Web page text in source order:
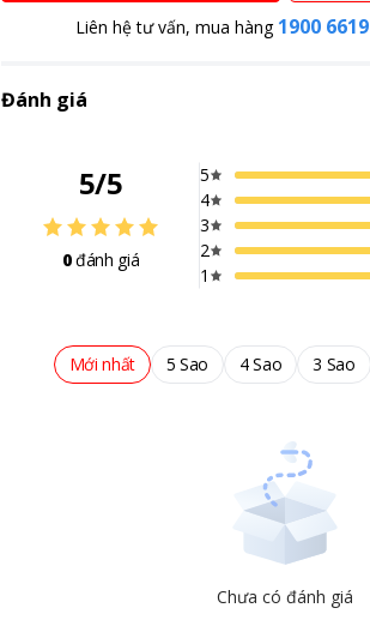
Liên hệ tư vấn, mua hàng 1900 6619
Đánh giá
5/5
0đánh giá
5
4
3
2
1
Mới nhất 5 Sao 4 Sao 3 Sao
Chưa có đánh giá